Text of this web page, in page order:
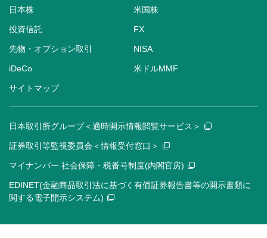
日本株 米国株
投資信託 FX
先物・オプション取引 NISA
iDeCo 米ドルMMF
サイトマップ
日本取引所グループ＜適時開示情報閲覧サービス＞
証券取引等監視委員会＜情報受付窓口＞
マイナンバー 社会保障・税番号制度(内閣官房)
EDINET(金融商品取引法に基づく有価証券報告書等の開示書類に
関する電子開示システム)